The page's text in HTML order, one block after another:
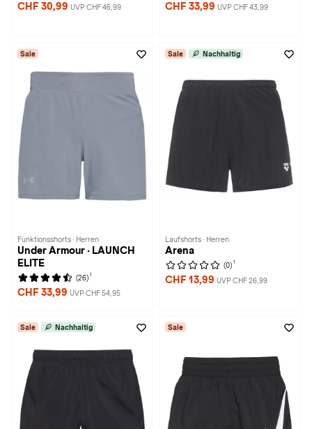
CHF 30,99 UVP CHF 46,99 CHF 33,99 UVP CHF 43,99
Sale
Funktionsshorts · Herren
Under Armour · LAUNCH
ELITE
(26) 1
CHF 33,99 UVP CHF 54,95
Sale Nachhaltig
Laufshorts · Herren
Arena
(0) 1
CHF 13,99 UVP CHF 26,99
Sale Nachhaltig Sale